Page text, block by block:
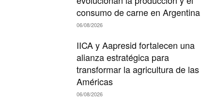
consumo de carne en Argentina
06/08/2026
IICA y Aapresid fortalecen una
alianza estratégica para
transformar la agricultura de las
Américas
06/08/2026